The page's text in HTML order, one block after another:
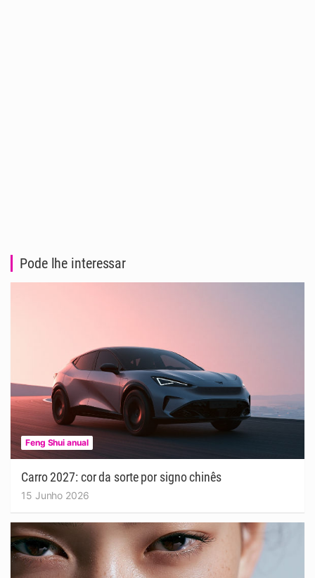
Pode lhe interessar
Feng Shui anual
Carro 2027: cor da sorte por signo chinês
15 Junho 2026